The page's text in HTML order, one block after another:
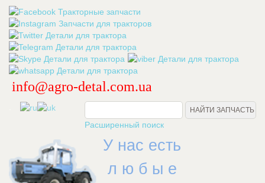
info@agro-detal.com.ua
Расширенный поиск
У нас есть
л ю б ы е